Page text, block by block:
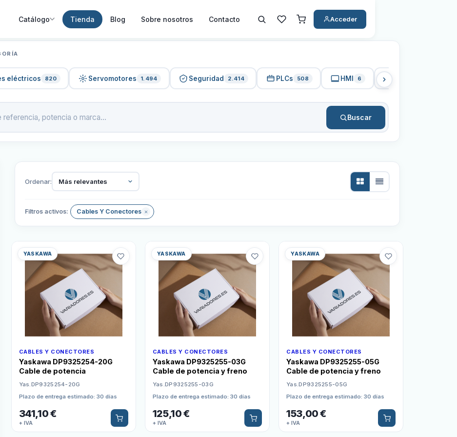
Catálogo Tienda Blog Sobre nosotros Contacto Acceder
eléctricos 820 Servomotores 1.494 Seguridad 2.414 PLCs 508 HMI 6
Buscar
Ordenar: Más relevantes
Filtros activos: Cables Y Conectores
YASKAWA
CABLES Y CONECTORES
Yaskawa DP9325254-20G
Cable de potencia
Yas.DP9325254-20G
Plazo de entrega estimado: 30 días
341,10€
+ IVA
YASKAWA
CABLES Y CONECTORES
Yaskawa DP9325255-03G
Cable de potencia y freno
Yas.DP9325255-03G
Plazo de entrega estimado: 30 días
125,10€
+ IVA
YASKAWA
CABLES Y CONECTORES
Yaskawa DP9325255-05G
Cable de potencia y freno
Yas.DP9325255-05G
Plazo de entrega estimado: 30 días
153,00€
+ IVA